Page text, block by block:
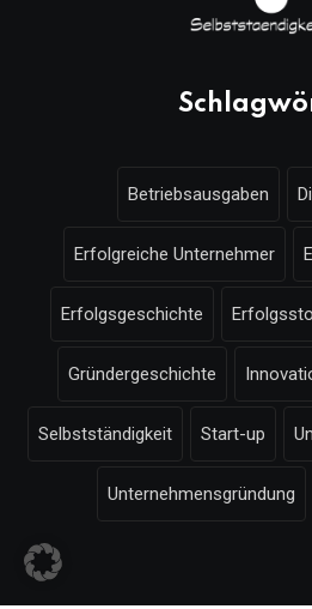
Betriebsausgaben
Erfolgreiche Unternehmer
Erfolgsgeschichte
Gründergeschichte
Selbstständigkeit Start-up
Unternehmensgründung